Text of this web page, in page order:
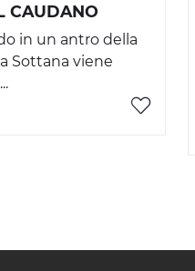
CAUDANO
in un antro della
Sottana viene